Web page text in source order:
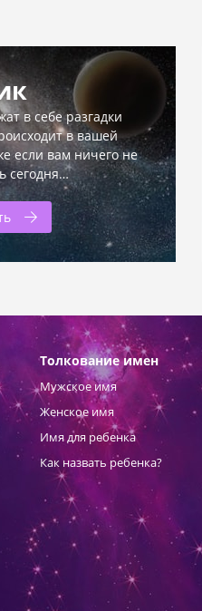
в себе разгадки
в вашей
если вам ничего не
сегодня…
Толкование имен
Мужское имя
Женское имя
Имя для ребенка
Как назвать ребенка?